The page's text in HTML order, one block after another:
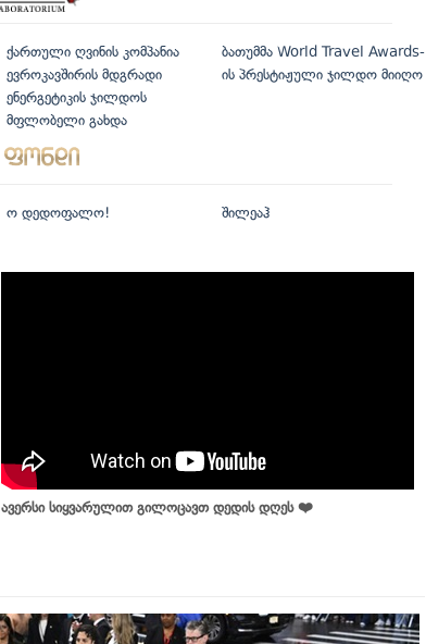
ქართული ღვინის კომპანია
ევროკავშირის მდგრადი
ენერგეტიკის ჯილდოს
მფლობელი გახდა
ბათუმმა World Travel Awards-
ის პრესტიჟული ჯილდო მიიღო
ო დედოფალო! შილეაჰ
ავერსი სიყვარულით გილოცავთ დედის დღეს ❤️